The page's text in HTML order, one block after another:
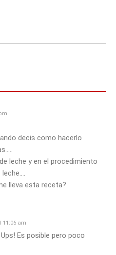
decis como hacerlo
leche y en el procedimiento
lleva esta receta?
11:06 am
Es posible pero poco